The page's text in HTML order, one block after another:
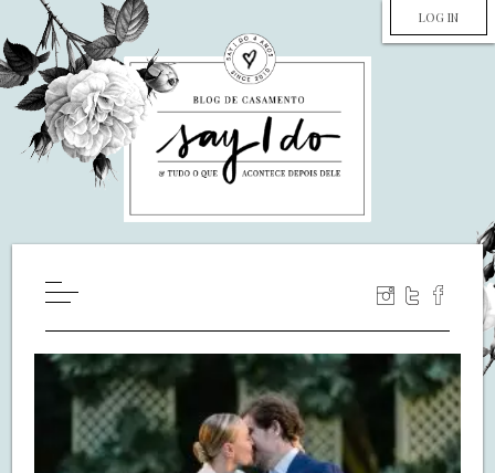
LOG IN
WILL YOU MARRY ME?
LUA DE MEL
COZINHA
DECORAÇÃO